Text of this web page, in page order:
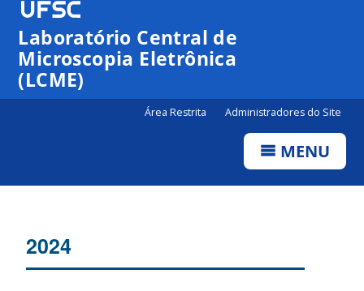
Laboratório Central de
Microscopia Eletrônica
(LCME)
Área Restrita Administradores do Site
MENU
2024